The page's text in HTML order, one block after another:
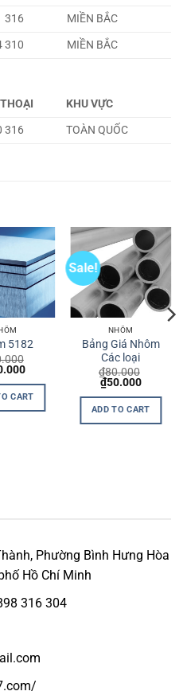
316
MIỀN BẮC
310 MIỀN BẮC
KHU VỰC
316 TOÀN QUỐC
5182
Current
is:
₫50.000.
CART
Sale!
NHÔM
Bảng Giá Nhôm
Các loại
₫80.000
Original
price
was:
₫80.000.
₫50.000Current
is:
ADD TO CART
Phường Bình Hưng Hòa
Hồ Chí Minh
316 304